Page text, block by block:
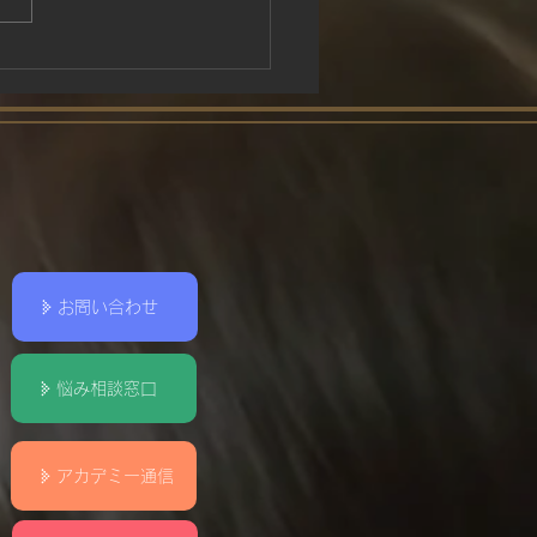
お問い合わせ
悩み相談窓口
アカデミー通信